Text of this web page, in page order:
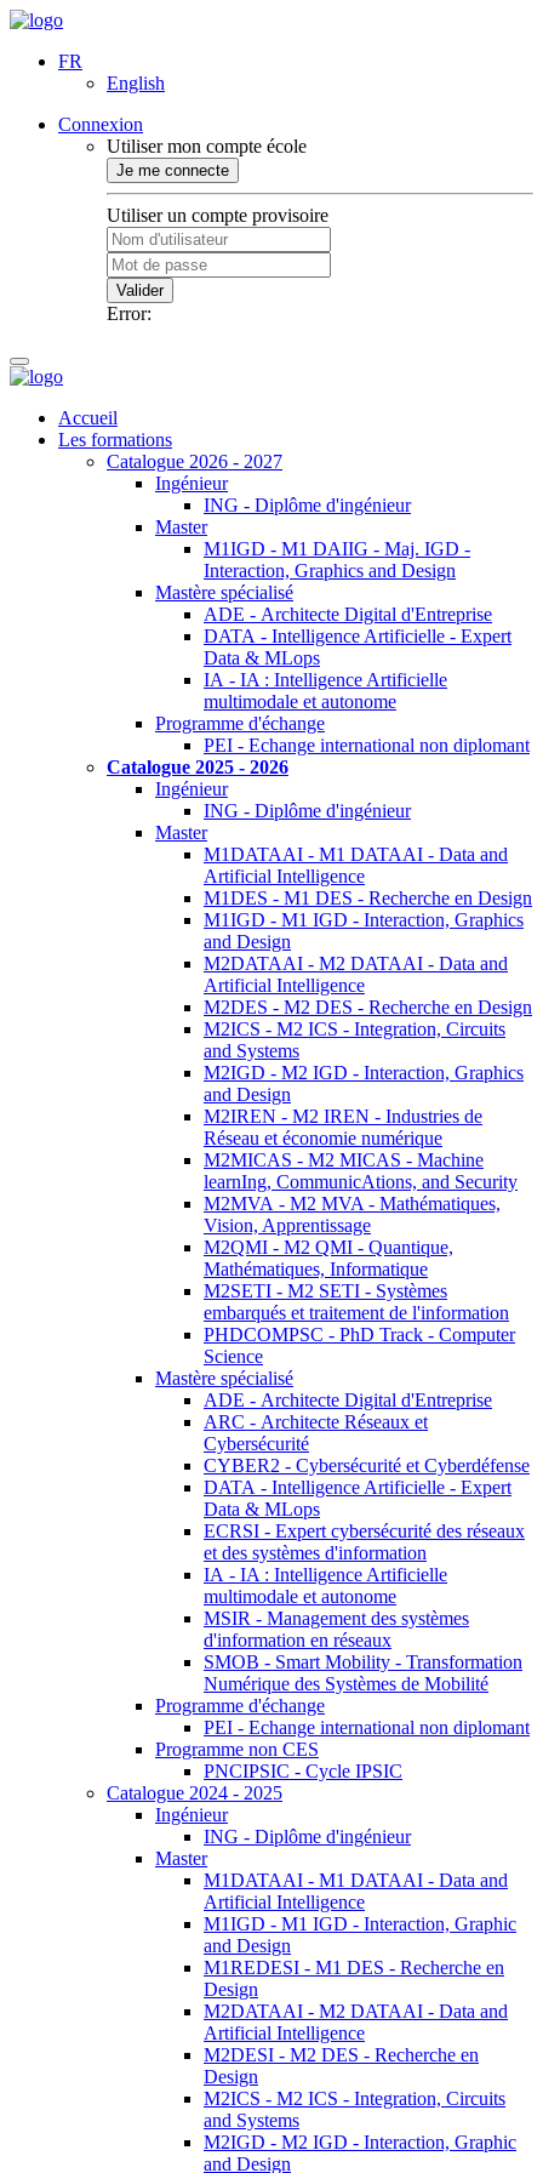
FR
English
Connexion
Utiliser mon compte école
Je me connecte
Utiliser un compte provisoire
Valider
Error:
Accueil
Les formations
Catalogue 2026 - 2027
Ingénieur
ING - Diplôme d'ingénieur
Master
M1IGD - M1 DAIIG - Maj. IGD -
Interaction, Graphics and Design
Mastère spécialisé
ADE - Architecte Digital d'Entreprise
DATA - Intelligence Artificielle - Expert
Data & MLops
IA - IA : Intelligence Artificielle
multimodale et autonome
Programme d'échange
PEI - Echange international non diplomant
Catalogue 2025 - 2026
Ingénieur
ING - Diplôme d'ingénieur
Master
M1DATAAI - M1 DATAAI - Data and
Artificial Intelligence
M1DES - M1 DES - Recherche en Design
M1IGD - M1 IGD - Interaction, Graphics
and Design
M2DATAAI - M2 DATAAI - Data and
Artificial Intelligence
M2DES - M2 DES - Recherche en Design
M2ICS - M2 ICS - Integration, Circuits
and Systems
M2IGD - M2 IGD - Interaction, Graphics
and Design
M2IREN - M2 IREN - Industries de
Réseau et économie numérique
M2MICAS - M2 MICAS - Machine
learnIng, CommunicAtions, and Security
M2MVA - M2 MVA - Mathématiques,
Vision, Apprentissage
M2QMI - M2 QMI - Quantique,
Mathématiques, Informatique
M2SETI - M2 SETI - Systèmes
embarqués et traitement de l'information
PHDCOMPSC - PhD Track - Computer
Science
Mastère spécialisé
ADE - Architecte Digital d'Entreprise
ARC - Architecte Réseaux et
Cybersécurité
CYBER2 - Cybersécurité et Cyberdéfense
DATA - Intelligence Artificielle - Expert
Data & MLops
ECRSI - Expert cybersécurité des réseaux
et des systèmes d'information
IA - IA : Intelligence Artificielle
multimodale et autonome
MSIR - Management des systèmes
d'information en réseaux
SMOB - Smart Mobility - Transformation
Numérique des Systèmes de Mobilité
Programme d'échange
PEI - Echange international non diplomant
Programme non CES
PNCIPSIC - Cycle IPSIC
Catalogue 2024 - 2025
Ingénieur
ING - Diplôme d'ingénieur
Master
M1DATAAI - M1 DATAAI - Data and
Artificial Intelligence
M1IGD - M1 IGD - Interaction, Graphic
and Design
M1REDESI - M1 DES - Recherche en
Design
M2DATAAI - M2 DATAAI - Data and
Artificial Intelligence
M2DESI - M2 DES - Recherche en
Design
M2ICS - M2 ICS - Integration, Circuits
and Systems
M2IGD - M2 IGD - Interaction, Graphic
and Design